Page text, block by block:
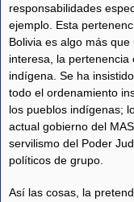
responsabilidades
ejemplo. Esta
Bolivia es algo más
interesa, la
indígena. Se ha
todo el ordenamiento
los pueblos indígenas;
actual gobierno del
servilismo del Poder
políticos de grupo.
Así las cosas, la